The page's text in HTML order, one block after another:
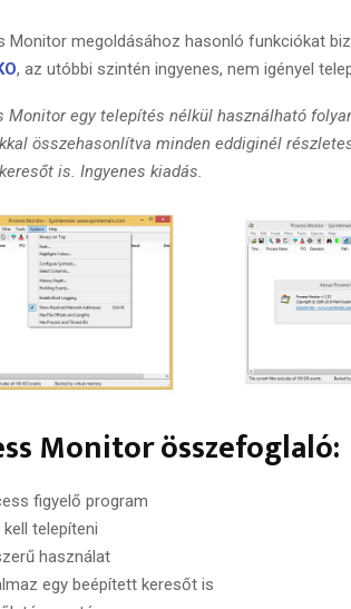
Monitor megoldásához hasonló funkciókat
, az utóbbi szintén ingyenes, nem igényel
Monitor egy telepítés nélkül használható
összehasonlítva minden eddiginél
is. Ingyenes kiadás.
Monitor összefoglaló:
figyelő program
telepíteni
használat
egy beépített keresőt is